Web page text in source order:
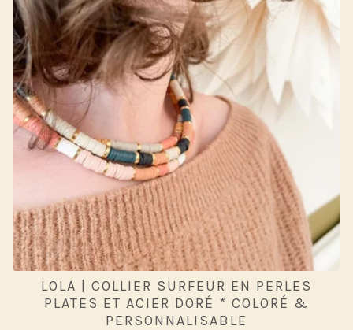
LOLA | COLLIER SURFEUR EN PERLES
PLATES ET ACIER DORÉ * COLORÉ &
PERSONNALISABLE